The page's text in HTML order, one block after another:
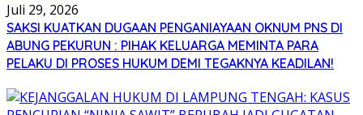
Juli 29, 2026
SAKSI KUATKAN DUGAAN PENGANIAYAAN OKNUM PNS DI
ABUNG PEKURUN : PIHAK KELUARGA MEMINTA PARA
PELAKU DI PROSES HUKUM DEMI TEGAKNYA KEADILAN!